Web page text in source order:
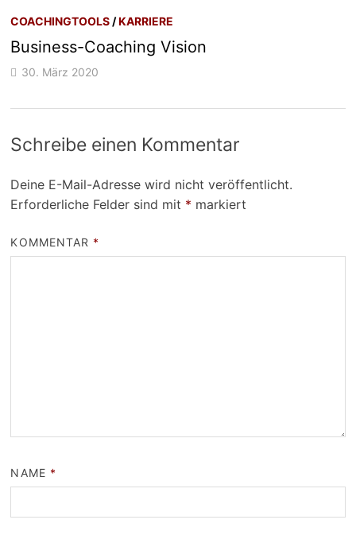
COACHINGTOOLS /KARRIERE
Business-Coaching Vision
30. März 2020
Schreibe einen Kommentar
Deine E-Mail-Adresse wird nicht veröffentlicht.
Erforderliche Felder sind mit * markiert
KOMMENTAR *
NAME *